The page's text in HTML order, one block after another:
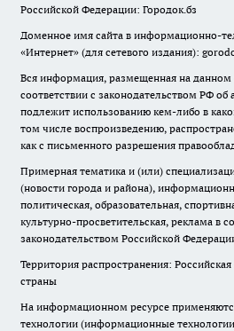
Российской Федерации: Городок.бз
Доменное имя сайта в информационно-
«Интернет» (для сетевого издания):
Вся информация, размещенная на данном
соответствии с законодательством РФ об
подлежит использованию кем-либо в
том числе воспроизведению,
как с письменного разрешения
Примерная тематика и (или)
(новости города и района),
политическая, образовательная,
культурно-просветительская, реклама в
законодательством Российской
Территория распространения:
страны
На информационном ресурсе
технологии (информационные